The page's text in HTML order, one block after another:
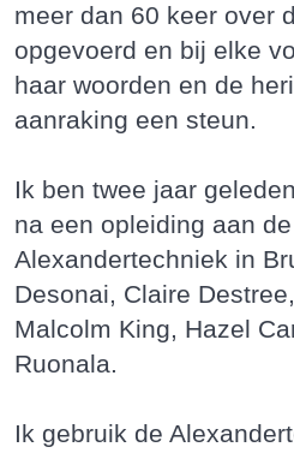
meer dan 60 keer over
opgevoerd en bij elke
haar woorden en de
aanraking een steun.
Ik ben twee jaar
na een opleiding aan
Alexandertechniek in
Desonai, Claire
Malcolm King, Hazel
Ruonala.
Ik gebruik de